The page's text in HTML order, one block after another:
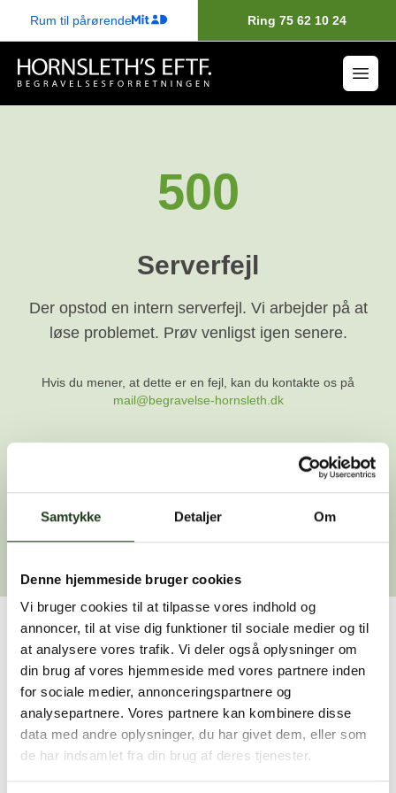
Samtykke Detaljer Om
Denne hjemmeside bruger cookies
Vi bruger cookies til at tilpasse vores indhold og
annoncer, til at vise dig funktioner til sociale medier og til
at analysere vores trafik. Vi deler også oplysninger om
din brug af vores hjemmeside med vores partnere inden
for sociale medier, annonceringspartnere og
analysepartnere. Vores partnere kan kombinere disse
data med andre oplysninger, du har givet dem, eller som
de har indsamlet fra din brug af deres tjenester.
Rum til pårørende Ring 75 62 10 24
500
Serverfejl
Der opstod en intern serverfejl. Vi arbejder på at
løse problemet. Prøv venligst igen senere.
Hvis du mener, at dette er en fejl, kan du kontakte os på
mail@begravelse-hornsleth.dk
Gå tilbage
Har du brug for hjælp?
Vi er her for at hjælpe dig. Du er velkommen til at kontakte
os, hvis du har spørgsmål eller brug for assistance.
59 45 10 14
Find nærmeste afdeling